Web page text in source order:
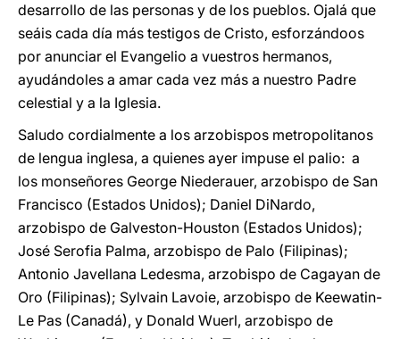
desarrollo de las personas y de los pueblos. Ojalá que
seáis cada día más testigos de Cristo, esforzándoos
por anunciar el Evangelio a vuestros hermanos,
ayudándoles a amar cada vez más a nuestro Padre
celestial y a la Iglesia.
Saludo cordialmente a los arzobispos metropolitanos
de lengua inglesa, a quienes ayer impuse el palio: a
los monseñores George Niederauer, arzobispo de San
Francisco (Estados Unidos); Daniel DiNardo,
arzobispo de Galveston-Houston (Estados Unidos);
José Serofia Palma, arzobispo de Palo (Filipinas);
Antonio Javellana Ledesma, arzobispo de Cagayan de
Oro (Filipinas); Sylvain Lavoie, arzobispo de Keewatin-
Le Pas (Canadá), y Donald Wuerl, arzobispo de